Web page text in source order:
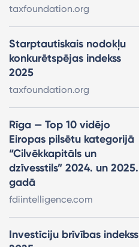
taxfoundation.org
Starptautiskais nodokļu
konkurētspējas indekss
2025
taxfoundation.org
Rīga — Top 10 vidējo
Eiropas pilsētu kategorijā
“Cilvēkkapitāls un
dzīvesstils” 2024. un 2025.
gadā
fdiintelligence.com
Investīciju brīvības indekss